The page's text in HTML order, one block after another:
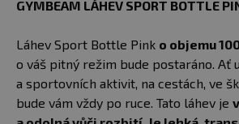
GYMBEAM LÁHEV SPORT BOTTLE
Láhev Sport Bottle Pink o objemu
o váš pitný režim bude postaráno. Ať
a sportovních aktivit, na cestách, ve
bude vám vždy po ruce. Tato láhev je